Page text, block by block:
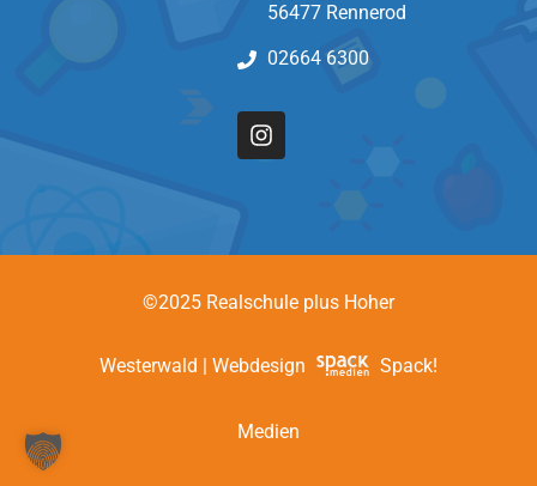
56477 Rennerod
02664 6300
©2025 Realschule plus Hoher
Westerwald | Webdesign Spack!
Medien